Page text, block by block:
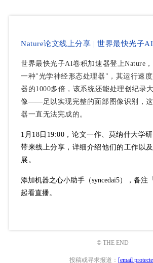
Nature论文线上分享 | 世界最快光子
世界最快光子AI卷积加速器登上Nature
一种"光学神经形态处理器"，其运行速
器的1000多倍，该系统还能处理创纪录
像——足以实现完整的面部图像识别，
器一直无法完成的。
1月18日19:00，论文一作、莫纳什大学
带来线上分享，详细介绍他们的工作以
展。
添加机器之心小助手（syncedai5），备注
起看直播。
© THE END
投稿或寻求报道： [email